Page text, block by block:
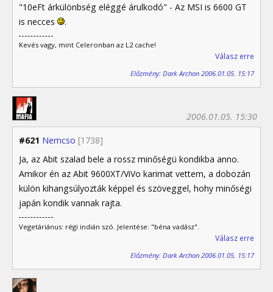
"10eFt árkülönbség eléggé árulkodó" - Az MSI is 6600 GT
is necces
.
Kevés vagy, mint Celeronban az L2 cache!
Válasz erre
Előzmény: Dark Archon 2006.01.05. 15:17
#621 Nemcso [1738]
2006.01.05. 15:30
Ja, az Abit szalad bele a rossz minőségü kondikba anno.
Amikor én az Abit 9600XT/ViVo karimat vettem, a dobozán
külön kihangsúlyozták képpel és szöveggel, hohy minőségi
japán kondik vannak rajta.
Vegetáriánus: régi indián szó. Jelentése: "béna vadász".
Válasz erre
Előzmény: Dark Archon 2006.01.05. 15:17